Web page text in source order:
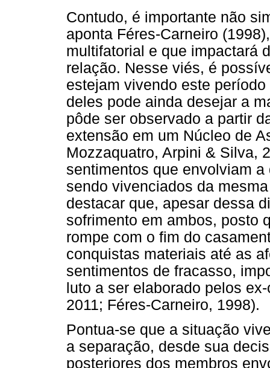
Contudo, é importante não
aponta Féres-Carneiro
multifatorial e que impactará
relação. Nesse viés, é
estejam vivendo este
deles pode ainda desejar a
pôde ser observado a partir
extensão em um Núcleo de
Mozzaquatro, Arpini & Silva,
sentimentos que envolviam
sendo vivenciados da
destacar que, apesar dessa
sofrimento em ambos, posto
rompe com o fim do
conquistas materiais até as
sentimentos de fracasso,
luto a ser elaborado pelos
2011; Féres-Carneiro, 1998).
Pontua-se que a situação
a separação, desde sua
posteriores dos membros